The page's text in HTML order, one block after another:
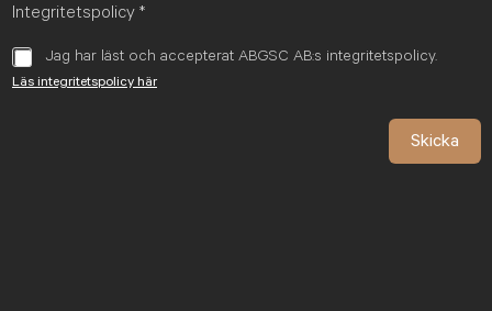
Integritetspolicy *
Jag har läst och accepterat ABGSC AB:s integritetspolicy.
Läs integritetspolicy här
Skicka